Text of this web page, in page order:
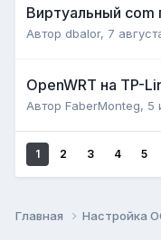
Виртуальный com
Автор dbalor, 7
OpenWRT на TP-
Автор FaberMonteg, 5
1 2 3 4 5
Главная Настройка